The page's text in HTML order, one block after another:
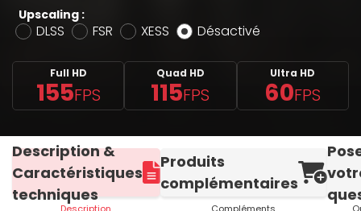
Upscaling :
DLSS FSR XESS Désactivé
Full HD
155FPS
Quad HD
115FPS
Ultra HD
60FPS
Description &
Caractéristiques
techniques
Produits
complémentaires